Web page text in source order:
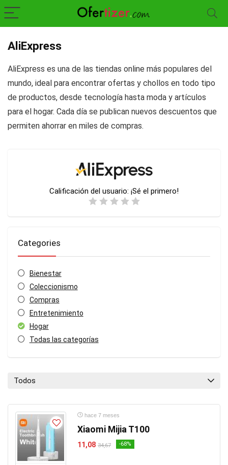
AliExpress
AliExpress es una de las tiendas online más populares del
mundo, ideal para encontrar ofertas y chollos en todo tipo
de productos, desde tecnología hasta moda y artículos
para el hogar. Cada día se publican nuevos descuentos que
permiten ahorrar en miles de compras.
Calificación del usuario: ¡Sé el primero!
Categories
Bienestar
Coleccionismo
Compras
Entretenimiento
Hogar
Todas las categorías
Todos
hace 7 meses
Xiaomi Mijia T100
11,08 34,67 -68%